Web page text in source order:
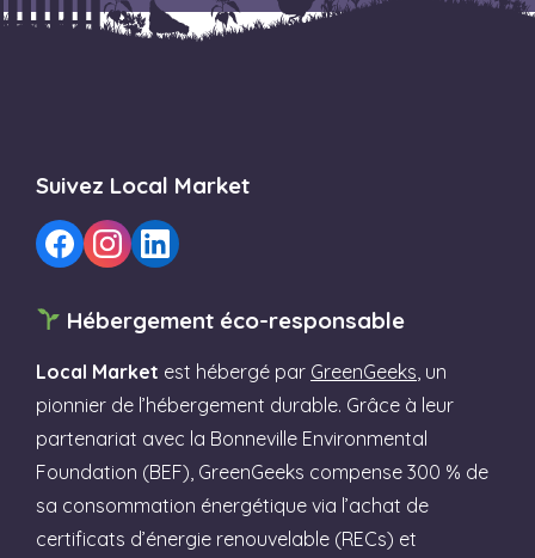
Suivez Local Market
Hébergement éco-responsable
Local Market est hébergé par GreenGeeks , un
pionnier de l’hébergement durable. Grâce à leur
partenariat avec la Bonneville Environmental
Foundation (BEF), GreenGeeks compense 300 % de
sa consommation énergétique via l’achat de
certificats d’énergie renouvelable (RECs) et